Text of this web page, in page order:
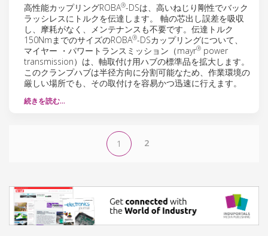
高性能カップリングROBA®-DSは、高いねじり剛性でバック
ラッシレスにトルクを伝達します。 軸の芯出し誤差を吸収
し、摩耗がなく、メンテナンスも不要です。伝達トルク
150NmまでのサイズのROBA®-DSカップリングについて、
マイヤー ・パワートランスミッション（mayr® power
transmission）は、軸取付け用ハブの標準品を拡大します。
このクランプハブは半径方向に分割可能なため、作業環境の
厳しい場所でも、その取付けを容易かつ迅速に行えます。
続きを読む…
1 2